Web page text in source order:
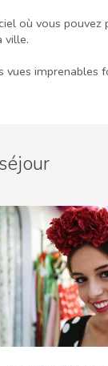
où vous
ville.